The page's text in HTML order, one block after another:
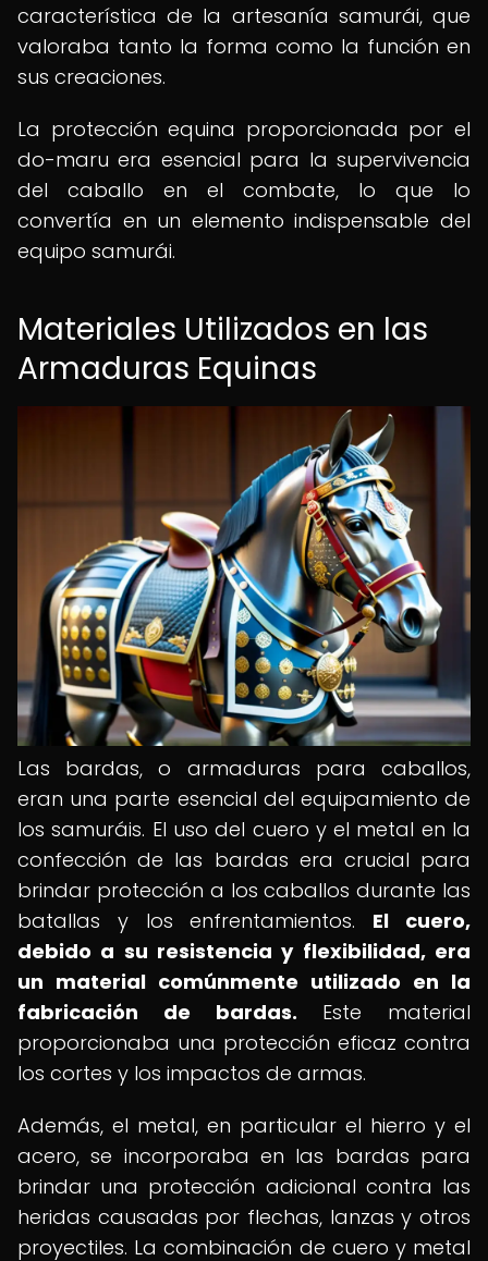
característica de la artesanía samurái, que
valoraba tanto la forma como la función en
sus creaciones.
La protección equina proporcionada por el
do-maru era esencial para la supervivencia
del caballo en el combate, lo que lo
convertía en un elemento indispensable del
equipo samurái.
Materiales Utilizados en las
Armaduras Equinas
Las bardas, o armaduras para caballos,
eran una parte esencial del equipamiento de
los samuráis. El uso del cuero y el metal en la
confección de las bardas era crucial para
brindar protección a los caballos durante las
batallas y los enfrentamientos. El cuero,
debido a su resistencia y flexibilidad, era
un material comúnmente utilizado en la
fabricación de bardas. Este material
proporcionaba una protección eficaz contra
los cortes y los impactos de armas.
Además, el metal, en particular el hierro y el
acero, se incorporaba en las bardas para
brindar una protección adicional contra las
heridas causadas por flechas, lanzas y otros
proyectiles. La combinación de cuero y metal